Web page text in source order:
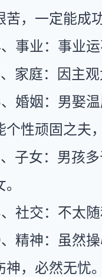
苦，一定能成
事业：事业
家庭：因主
婚姻：男娶
个性顽固之夫
子女：男孩
社交：不太
精神：虽然
神，必然无忧。